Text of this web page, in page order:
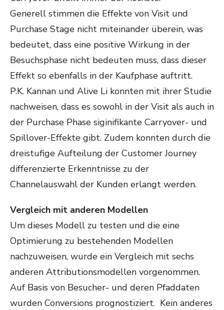
Generell stimmen die Effekte von Visit und
Purchase Stage nicht miteinander überein, was
bedeutet, dass eine positive Wirkung in der
Besuchsphase nicht bedeuten muss, dass dieser
Effekt so ebenfalls in der Kaufphase auftritt.
P.K. Kannan und Alive Li konnten mit ihrer Studie
nachweisen, dass es sowohl in der Visit als auch in
der Purchase Phase siginifikante Carryover- und
Spillover-Effekte gibt. Zudem konnten durch die
dreistufige Aufteilung der Customer Journey
differenzierte Erkenntnisse zu der
Channelauswahl der Kunden erlangt werden.
Vergleich mit anderen Modellen
Um dieses Modell zu testen und die eine
Optimierung zu bestehenden Modellen
nachzuweisen, wurde ein Vergleich mit sechs
anderen Attributionsmodellen vorgenommen.
Auf Basis von Besucher- und deren Pfaddaten
wurden Conversions prognostiziert. Kein anderes